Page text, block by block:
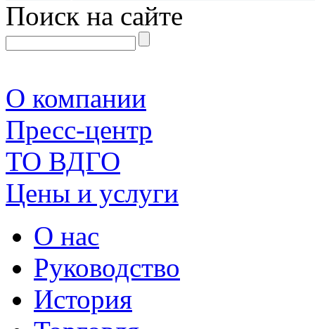
Поиск на сайте
О компании
Пресс-центр
TO ВДГО
Цены и услуги
О нас
Руководство
История